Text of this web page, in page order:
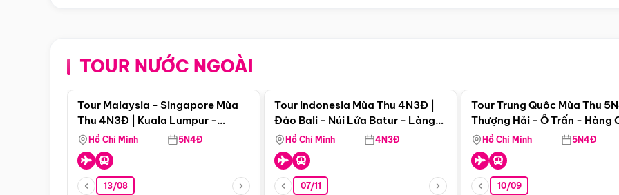
TOUR NƯỚC NGOÀI
Điểm nổi bật
Tour Malaysia - Singapore Mùa
Thu 4N3Đ | Kuala Lumpur -
Malacca - Johor Baru -
Singapore
Hồ Chí Minh 5N4Đ
13/08
Tour Indonesia Mùa Thu 4N3Đ |
Đảo Bali - Núi Lửa Batur - Làng
Penglipuran
Hồ Chí Minh 4N3Đ
07/11
Tour Trung Quôc Mùa Thu
Thượng Hải - Ô Trấn - Hàng
(Tour Không Shopping)
Hồ Chí Minh 5N4Đ
10/09